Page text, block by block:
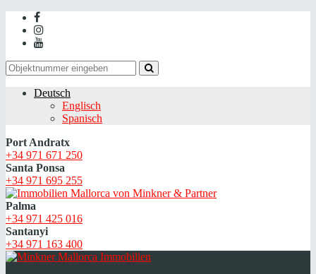
Deutsch
Englisch
Spanisch
Port Andratx
+34 971 671 250
Santa Ponsa
+34 971 695 255
Palma
+34 971 425 016
Santanyi
+34 971 163 400